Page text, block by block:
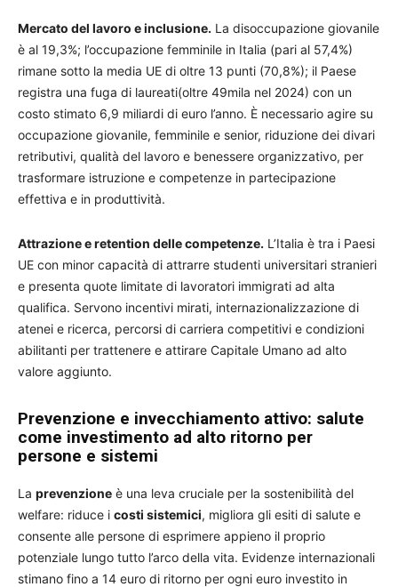
Mercato del lavoro e inclusione. La disoccupazione giovanile
è al 19,3%; l’occupazione femminile in Italia (pari al 57,4%)
rimane sotto la media UE di oltre 13 punti (70,8%); il Paese
registra una fuga di laureati(oltre 49mila nel 2024) con un
costo stimato 6,9 miliardi di euro l’anno. È necessario agire su
occupazione giovanile, femminile e senior, riduzione dei divari
retributivi, qualità del lavoro e benessere organizzativo, per
trasformare istruzione e competenze in partecipazione
effettiva e in produttività.
Attrazione e retention delle competenze. L’Italia è tra i Paesi
UE con minor capacità di attrarre studenti universitari stranieri
e presenta quote limitate di lavoratori immigrati ad alta
qualifica. Servono incentivi mirati, internazionalizzazione di
atenei e ricerca, percorsi di carriera competitivi e condizioni
abilitanti per trattenere e attirare Capitale Umano ad alto
valore aggiunto.
Prevenzione e invecchiamento attivo: salute
come investimento ad alto ritorno per
persone e sistemi
La prevenzione è una leva cruciale per la sostenibilità del
welfare: riduce i costi sistemici, migliora gli esiti di salute e
consente alle persone di esprimere appieno il proprio
potenziale lungo tutto l’arco della vita. Evidenze internazionali
stimano fino a 14 euro di ritorno per ogni euro investito in